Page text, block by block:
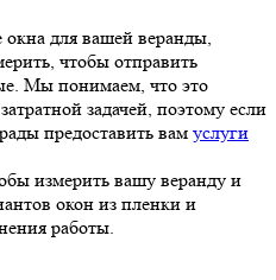
для вашей веранды,
чтобы отправить
Мы понимаем, что это
задачей, поэтому если
предоставить вам услуги
измерить вашу веранду и
окон из пленки и
работы.